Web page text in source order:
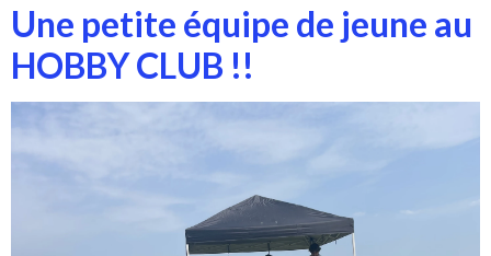
Une petite équipe de jeune au
HOBBY CLUB !!